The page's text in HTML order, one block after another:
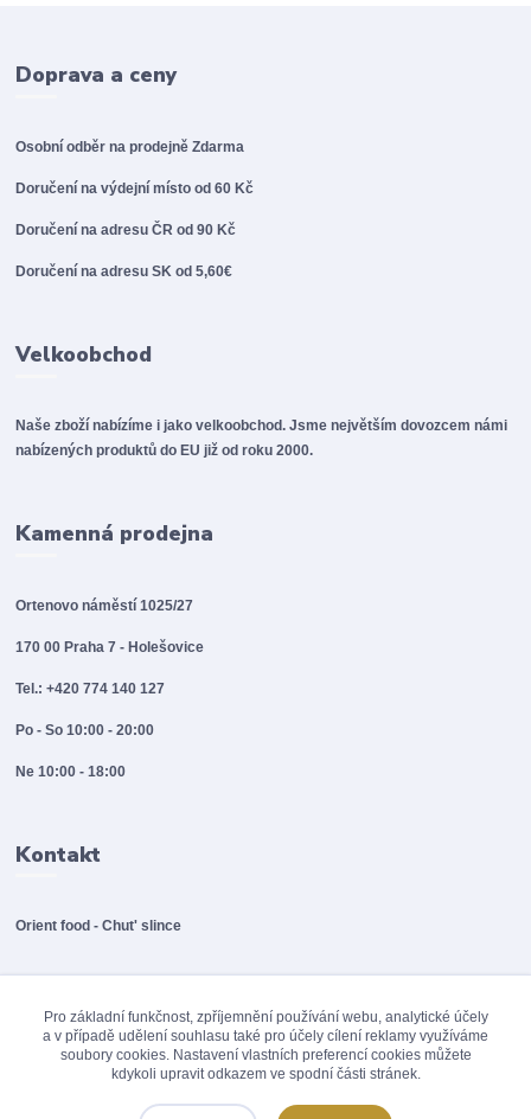
Doprava a ceny
Osobní odběr na prodejněZdarma
Doručení na výdejní místo od 60 Kč
Doručení na adresu ČR od 90 Kč
Doručení na adresu SK od 5,60€
Velkoobchod
Naše zboží nabízíme i jako velkoobchod. Jsme největším dovozcem námi
nabízených produktů do EU již od roku 2000.
Kamenná prodejna
Ortenovo náměstí 1025/27
170 00 Praha 7 - Holešovice
Tel.: +420 774 140 127
Po - So 10:00 - 20:00
Ne 10:00 - 18:00
Kontakt
Orient food - Chut' slince
Pro základní funkčnost, zpříjemnění používání webu, analytické účely
a v případě udělení souhlasu také pro účely cílení reklamy využíváme
soubory cookies. Nastavení vlastních preferencí cookies můžete
kdykoli upravit odkazem ve spodní části stránek.